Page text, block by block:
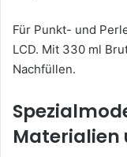
Für Punkt- und
LCD. Mit 330 ml
Nachfüllen.
Materialien